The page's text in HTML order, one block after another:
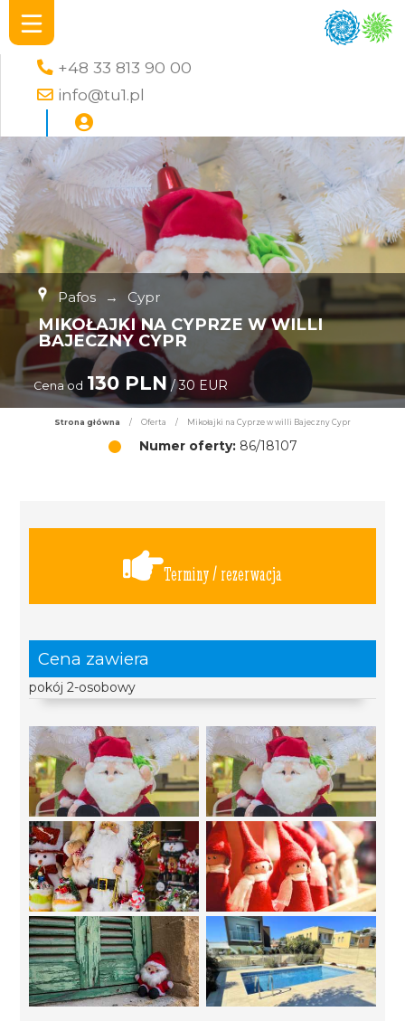
+48 33 813 90 00
info@tu1.pl
Pafos → Cypr
MIKOŁAJKI NA CYPRZE W WILLI
BAJECZNY CYPR
Cena od 130 PLN / 30 EUR
Strona główna / Oferta / Mikołajki na Cyprze w willi Bajeczny Cypr
Numer oferty:86/18107
Terminy / rezerwacja
Cena zawiera
pokój 2-osobowy